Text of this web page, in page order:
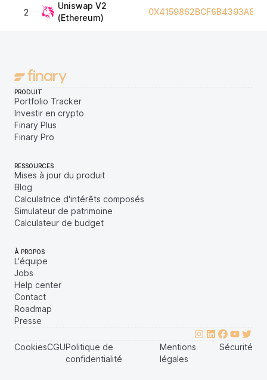
2
Uniswap V2
(Ethereum)
PRODUIT
Portfolio Tracker
Investir en crypto
Finary Plus
Finary Pro
RESSOURCES
Mises à jour du produit
Blog
Calculatrice d'intérêts composés
Simulateur de patrimoine
Calculateur de budget
À PROPOS
L'équipe
Jobs
Help center
Contact
Roadmap
Presse
CookiesCGUPolitique de
confidentialité
Mentions
légales
Sécurité